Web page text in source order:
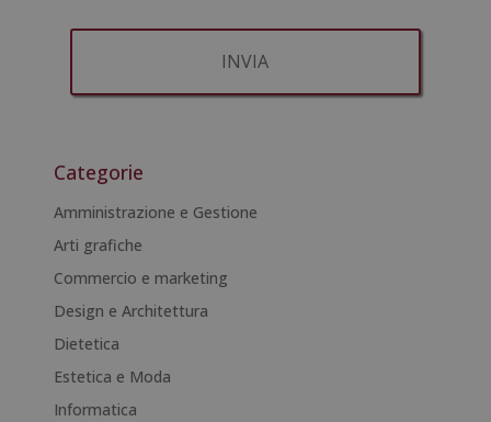
Per ulteriori informazioni, consulti la nostra Politica sulla privacy.
e
r
n
t
i
:
Categorie
Amministrazione e Gestione
Arti grafiche
Commercio e marketing
Design e Architettura
Dietetica
Estetica e Moda
Informatica